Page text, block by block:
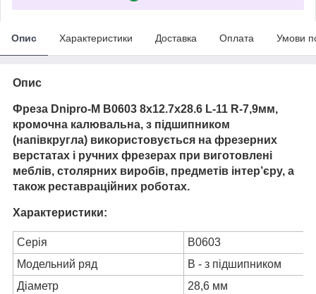
Опис Характеристики Доставка Оплата Умови
Опис
Фреза Dnipro-M В0603 8x12.7х28.6 L-11 R-7,9мм,
кромочна калювальна, з підшипником
(напівкругла) використовується на фрезерних
верстатах і ручних фрезерах при виготовлені
меблів, столярних виробів, предметів інтер’єру, а
також реставраційних роботах.
Характеристики:
Серія
В0603
Модельний ряд
В - з підшипником
Діаметр
28,6 мм